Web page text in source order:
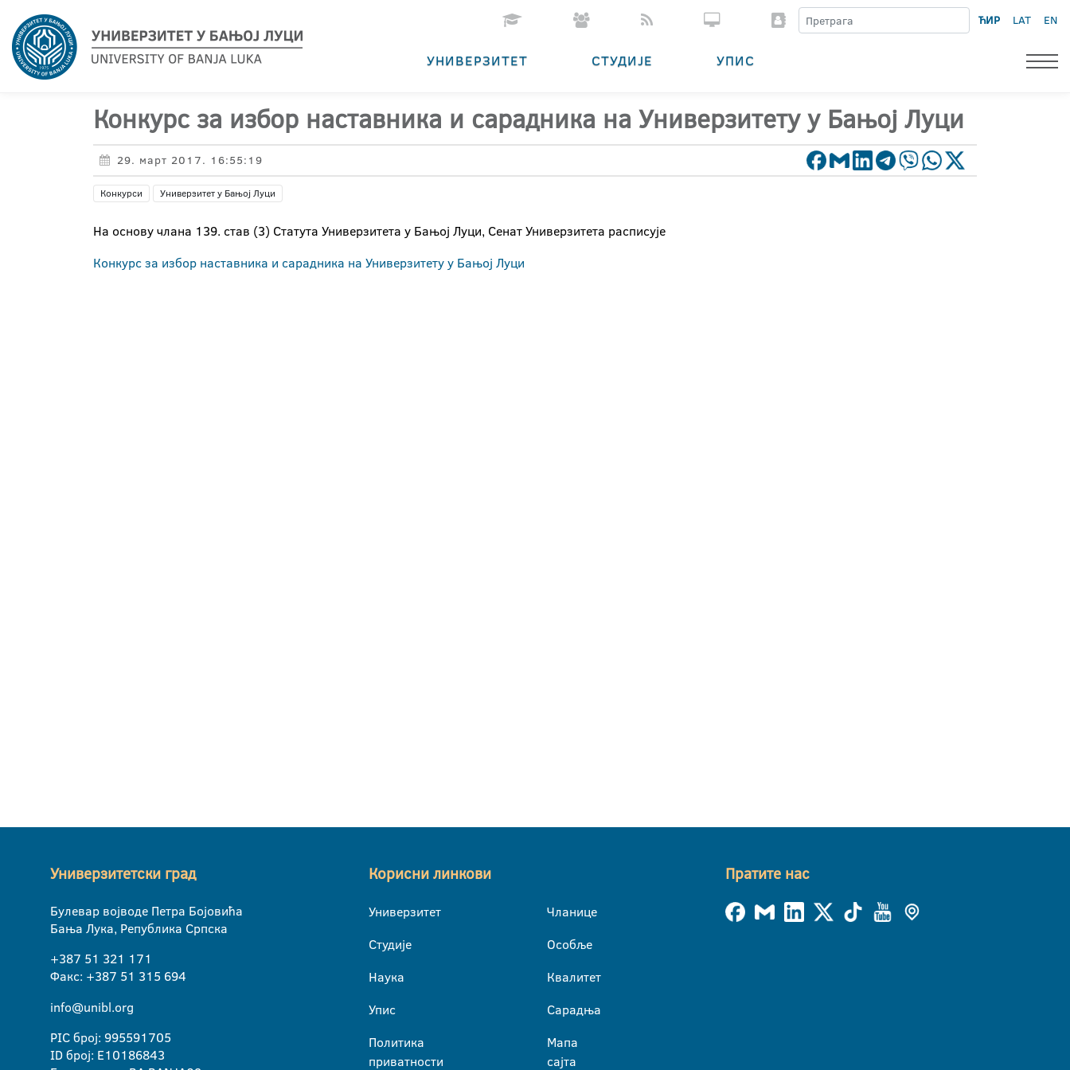
ЋИР LAT EN
УНИВЕРЗИТЕТ СТУДИЈЕ УПИС
Конкурс за избор наставника и сарадника на Универзитету у Бањој Луци
29. март 2017. 16:55:19
Конкурси Универзитет у Бањој Луци
На основу члана 139. став (3) Статута Универзитета у Бањој Луци, Сенат Универзитета расписује
Конкурс за избор наставника и сарадника на Универзитету у Бањој Луци
Универзитетски град
Булевар војводе Петра Бојовића
Бања Лука, Република Српска
+387 51 321 171
Факс: +387 51 315 694
info@unibl.org
PIC број: 995591705
ID број: E10186843
Корисни линкови
Универзитет
Студије
Наука
Упис
Политика
приватности
Чланице
Особље
Квалитет
Сарадња
Мапа
сајта
Пратите нас